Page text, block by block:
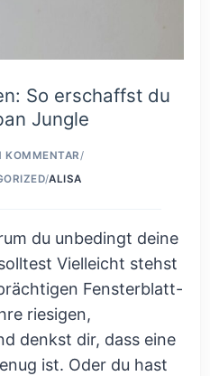
So erschaffst du
Jungle
KOMMENTAR/
/ALISA
du unbedingt deine
Vielleicht stehst
Fensterblatt-
riesigen,
denkst dir, dass eine
ist. Oder du hast